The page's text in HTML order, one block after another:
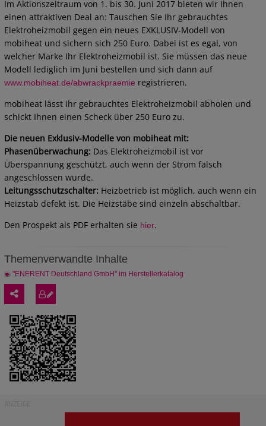
Im Aktionszeitraum von 1. bis 30. Juni 2017 bieten wir Ihnen
einen attraktiven Deal an: Tauschen Sie Ihr gebrauchtes
Elektroheizmobil gegen ein neues EXKLUSIV-Modell von
mobiheat und sichern sich 250 Euro. Dabei ist es egal, von
welcher Marke Ihr Elektroheizmobil ist. Sie müssen das neue
Modell lediglich im Juni bestellen und sich dann auf
www.mobiheat.de/abwrackpraemie registrieren.
mobiheat lässt ihr gebrauchtes Elektroheizmobil abholen und
schickt Ihnen einen Scheck über 250 Euro zu.
Die neuen Exklusiv-Modelle von mobiheat mit:
Phasenüberwachung: Das Elektroheizmobil ist vor
Überspannung geschützt, auch wenn der Strom falsch
angeschlossen wurde.
Leitungsschutzschalter: Heizbetrieb ist möglich, auch wenn ein
Heizstab defekt ist. Die Heizstäbe sind einzeln abschaltbar.
Den Prospekt als PDF erhalten sie hier.
Themenverwandte Inhalte
"ENERENT Deutschland GmbH" im Herstellerkatalog